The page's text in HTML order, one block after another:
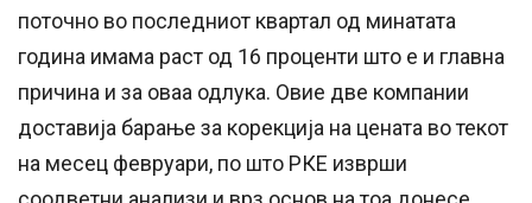
поточно во последниот квартал од минатата
година имама раст од 16 проценти што е и главна
причина и за оваа одлука. Овие две компании
доставија барање за корекција на цената во текот
на месец февруари, по што РКЕ изврши